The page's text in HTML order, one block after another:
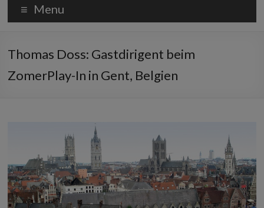
Menu
Thomas Doss: Gastdirigent beim
ZomerPlay-In in Gent, Belgien